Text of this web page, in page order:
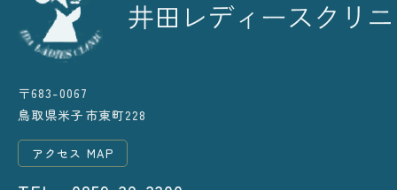
〒683-0067
鳥取県米子市東町228
アクセス MAP